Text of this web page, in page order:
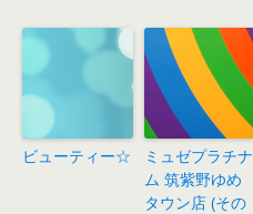
ビューティー☆
ミュゼプラチナ
ム 筑紫野ゆめ
タウン店 (その